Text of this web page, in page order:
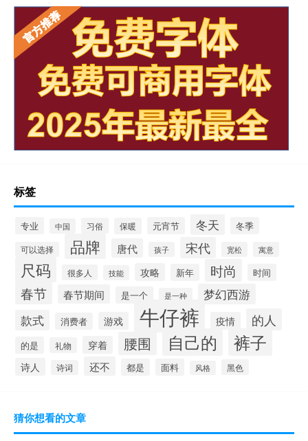
标签
专业 中国 习俗 保暖 元宵节 冬天 冬季
可以选择 品牌 唐代 孩子 宋代 宽松 寓意
尺码 很多人 技能 攻略 新年 时尚 时间
春节 春节期间 是一个 是一种
梦幻西游
款式
消费者 游戏 牛仔裤 疫情 的人
的是 礼物 穿着 腰围 自己的 裤子
诗人 诗词 还不 都是 面料 风格 黑色
猜你想看的文章